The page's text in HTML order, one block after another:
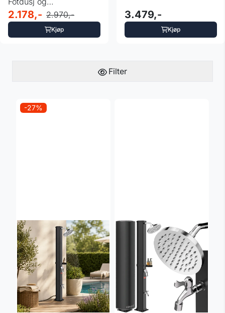
Regndusjhode -
CASARIA®
2.178,- 2.970,-
Kjøp
3.479,-
Kjøp
Filter
-27%